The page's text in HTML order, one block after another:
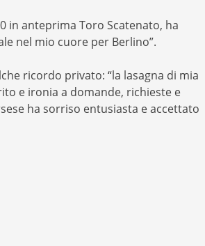
in anteprima Toro Scatenato, ha
nel mio cuore per Berlino”.
ricordo privato: “la lasagna di mia
e ironia a domande, richieste e
ha sorriso entusiasta e accettato